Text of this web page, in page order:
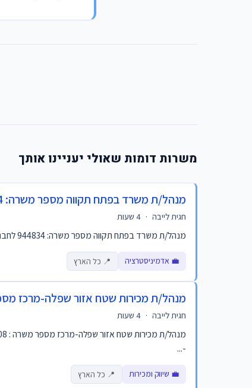
משרות דומות שאולי יעניינו אותך
מנהל/ת משרד בפתח תקווה מספר משרה: 944834
חגית לייבה ·
מנהל/ת משרד בפתח תקווה מספר משרה: 944834 לחברה בתחום הענן ואבטחת מידע דרוש/ה מנהל/ת משרד. התפקיד כולל: ניהול יומנים ותיאום פגישות מורכבות ניהול ותפעול שוט...
💼 אדמיניסטרציה 📍 כל הארץ
מנהל/ת מכירות שטח אזור שפלה-מרכז מספר
חגית לייבה ·
-...
💼 שיווק ומכירות 📍 כל הארץ